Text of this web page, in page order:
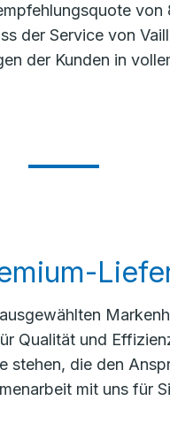
von
der Service von
der Kunden in
Qualität und
stehen, die den
mit uns für